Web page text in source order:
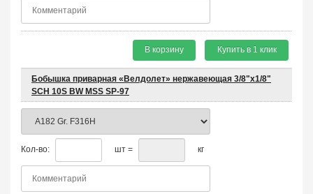
В корзину Купить в 1 клик
Бобышка приварная «Велдолет» нержавеющая 3/8"х1/8"
SCH 10S BW MSS SP-97
Кол-во: шт = кг